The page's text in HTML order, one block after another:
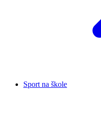
Sport na škole